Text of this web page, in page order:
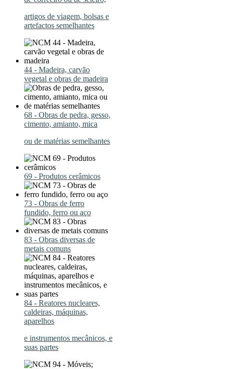
artigos de viagem, bolsas e
artefactos semelhantes
44 - Madeira, carvão
vegetal e obras de madeira
68 - Obras de pedra, gesso,
cimento, amianto, mica
ou de matérias semelhantes
69 - Produtos cerâmicos
73 - Obras de ferro
fundido, ferro ou aço
83 - Obras diversas de
metais comuns
84 - Reatores nucleares,
caldeiras, máquinas,
aparelhos
e instrumentos mecânicos, e
suas partes